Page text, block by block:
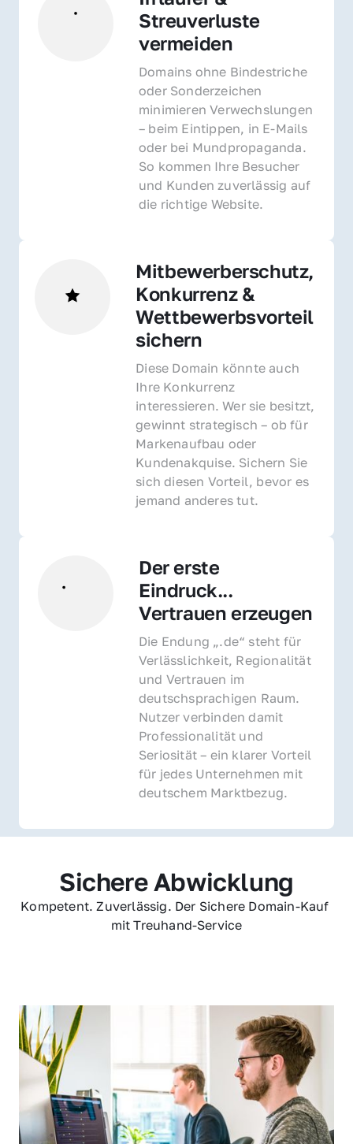
Streuverluste
vermeiden
Domains ohne Bindestriche
oder Sonderzeichen
minimieren Verwechslungen
– beim Eintippen, in E-Mails
oder bei Mundpropaganda.
So kommen Ihre Besucher
und Kunden zuverlässig auf
die richtige Website.
Mitbewerberschutz,
Konkurrenz &
Wettbewerbsvorteil
sichern
Diese Domain könnte auch
Ihre Konkurrenz
interessieren. Wer sie besitzt,
gewinnt strategisch – ob für
Markenaufbau oder
Kundenakquise. Sichern Sie
sich diesen Vorteil, bevor es
jemand anderes tut.
Der erste
Eindruck...
Vertrauen erzeugen
Die Endung „.de“ steht für
Verlässlichkeit, Regionalität
und Vertrauen im
deutschsprachigen Raum.
Nutzer verbinden damit
Professionalität und
Seriosität – ein klarer Vorteil
für jedes Unternehmen mit
deutschem Marktbezug.
Sichere Abwicklung
Kompetent. Zuverlässig. Der Sichere Domain-Kauf
mit Treuhand-Service